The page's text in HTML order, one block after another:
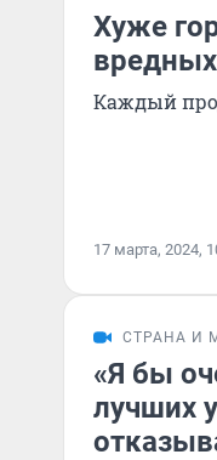
Хуже
Каждый
17 марта, 2024,
СТРАНА И
«Я бы
лучших